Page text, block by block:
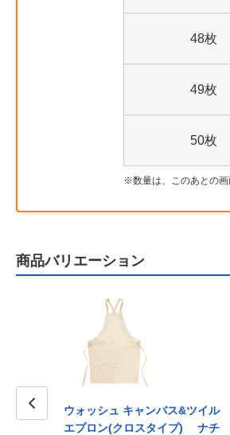
48枚
49枚
50枚
数量は、このあとの画
商品バリエーション
ウォッシュ キャンバス&ツイル
エプロン(クロスタイプ) ナチ